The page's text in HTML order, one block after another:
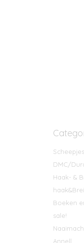
DMC/
Haak- &
Boeken
sale!
Annell